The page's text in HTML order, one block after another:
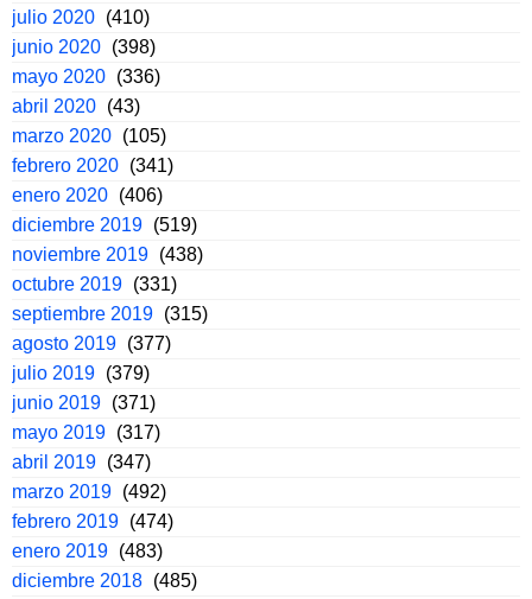
julio 2020 (410)
junio 2020 (398)
mayo 2020 (336)
abril 2020 (43)
marzo 2020 (105)
febrero 2020 (341)
enero 2020 (406)
diciembre 2019 (519)
noviembre 2019 (438)
octubre 2019 (331)
septiembre 2019 (315)
agosto 2019 (377)
julio 2019 (379)
junio 2019 (371)
mayo 2019 (317)
abril 2019 (347)
marzo 2019 (492)
febrero 2019 (474)
enero 2019 (483)
diciembre 2018 (485)